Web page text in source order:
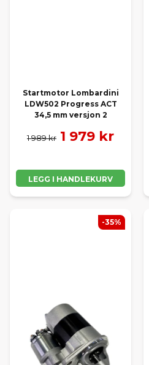
Startmotor Lombardini
LDW502 Progress ACT
34,5 mm versjon 2
1 989 kr 1 979 kr
LEGG I HANDLEKURV
-35%